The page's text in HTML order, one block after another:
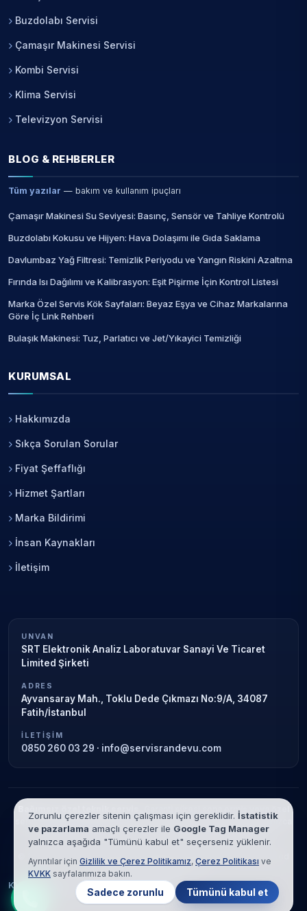
Buzdolabı Servisi
Çamaşır Makinesi Servisi
Kombi Servisi
Klima Servisi
Televizyon Servisi
BLOG & REHBERLER
Tüm yazılar — bakım ve kullanım ipuçları
Çamaşır Makinesi Su Seviyesi: Basınç, Sensör ve Tahliye Kontrolü
Buzdolabı Kokusu ve Hijyen: Hava Dolaşımı ile Gıda Saklama
Davlumbaz Yağ Filtresi: Temizlik Periyodu ve Yangın Riskini Azaltma
Fırında Isı Dağılımı ve Kalibrasyon: Eşit Pişirme İçin Kontrol Listesi
Marka Özel Servis Kök Sayfaları: Beyaz Eşya ve Cihaz Markalarına
Göre İç Link Rehberi
Bulaşık Makinesi: Tuz, Parlatıcı ve Jet/Yıkayici Temizliği
KURUMSAL
Hakkımızda
Sıkça Sorulan Sorular
Fiyat Şeffaflığı
Hizmet Şartları
Marka Bildirimi
İnsan Kaynakları
İletişim
UNVAN
SRT Elektronik Analiz Laboratuvar Sanayi Ve Ticaret
Limited Şirketi
ADRES
Ayvansaray Mah., Toklu Dede Çıkmazı No:9/A, 34087
Fatih/İstanbul
İLETIŞIM
0850 260 03 29 · info@servisrandevu.com
Garanti süresi sona ermiş veya özel
servis kapsamındaki cihazlar için hizmet verilir. Marka adları yalnızca
tanımlama amaçlıdır; yetkili servis ilişkisi bulunmamaktadır.
© 2026 SRT Elektronik Analiz Laboratuvar Sanayi Ve Ticaret Limited
Şirketi. Tüm hakları saklıdır.
KVKK
Çerez Politikası Hizmet Şartları
Zorunlu çerezler sitenin çalışması için gereklidir. İstatistik
ve pazarlama amaçlı çerezler ile Google Tag Manager
yalnızca aşağıda "Tümünü kabul et" seçerseniz yüklenir.
Ayrıntılar için Gizlilik ve Çerez Politikamız, Çerez Politikası ve
KVKK sayfalarımıza bakın.
Sadece zorunlu Tümünü kabul et